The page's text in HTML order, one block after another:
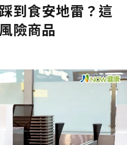
到食安地雷？這
險商品